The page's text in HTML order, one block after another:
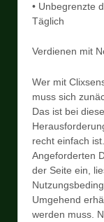
• Unbegrenzte
Täglich
Verdienen mit
Wer mit
muss sich
Das ist bei
recht einfach
Angeforderten
der Seite ein,
Umgehend
werden muss.